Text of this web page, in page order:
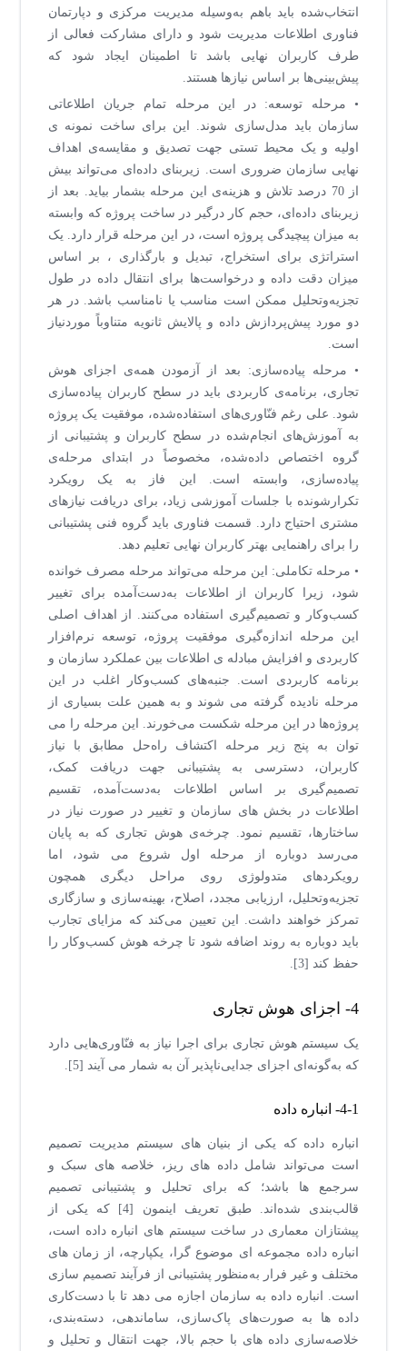
انتخاب‌شده باید باهم به‌وسیله مدیریت مرکزی و دپارتمان
فناوری اطلاعات مدیریت شود و دارای مشارکت فعالی از
طرف کاربران نهایی باشد تا اطمینان ایجاد شود که
پیش‌بینی‌ها بر اساس نیازها هستند.
• مرحله توسعه: در این مرحله تمام جریان اطلاعاتی
سازمان باید مدل‌سازی شوند. این برای ساخت نمونه ی
اولیه و یک محیط تستی جهت تصدیق و مقایسه‌ی اهداف
نهایی سازمان ضروری است. زیربنای داده‌ای می‌تواند بیش
از 70 درصد تلاش و هزینه‌ی این مرحله بشمار بیاید. بعد از
زیربنای داده‌ای، حجم کار درگیر در ساخت پروژه که وابسته
به میزان پیچیدگی پروژه است، در این مرحله قرار دارد. یک
استراتژی برای استخراج، تبدیل و بارگذاری ، بر اساس
میزان دقت داده و درخواست‌ها برای انتقال داده در طول
تجزیه‌وتحلیل ممکن است مناسب یا نامناسب باشد. در هر
دو مورد پیش‌پردازش داده و پالایش ثانویه متناوباً موردنیاز
است.
• مرحله پیاده‌سازی: بعد از آزمودن همه‌ی اجزای هوش
تجاری، برنامه‌ی کاربردی باید در سطح کاربران پیاده‌سازی
شود. علی رغم فنّاوری‌های استفاده‌شده، موفقیت یک پروژه
به آموزش‌های انجام‌شده در سطح کاربران و پشتیبانی از
گروه اختصاص داده‌شده، مخصوصاً در ابتدای مرحله‌ی
پیاده‌سازی، وابسته است. این فاز به یک رویکرد
تکرارشونده با جلسات آموزشی زیاد، برای دریافت نیازهای
مشتری احتیاج دارد. قسمت فناوری باید گروه فنی پشتیبانی
را برای راهنمایی بهتر کاربران نهایی تعلیم دهد.
• مرحله تکاملی: این مرحله می‌تواند مرحله مصرف خوانده
شود، زیرا کاربران از اطلاعات به‌دست‌آمده برای تغییر
کسب‌وکار و تصمیم‌گیری استفاده می‌کنند. از اهداف اصلی
این مرحله اندازه‌گیری موفقیت پروژه، توسعه نرم‌افزار
کاربردی و افزایش مبادله ی اطلاعات بین عملکرد سازمان و
برنامه کاربردی است. جنبه‌های کسب‌وکار اغلب در این
مرحله نادیده گرفته می شوند و به همین علت بسیاری از
پروژه‌ها در این مرحله شکست می‌خورند. این مرحله را می
توان به پنج زیر مرحله اکتشاف راه‌حل مطابق با نیاز
کاربران، دسترسی به پشتیبانی جهت دریافت کمک،
تصمیم‌گیری بر اساس اطلاعات به‌دست‌آمده، تقسیم
اطلاعات در بخش های سازمان و تغییر در صورت نیاز در
ساختارها، تقسیم نمود. چرخه‌ی هوش تجاری که به پایان
می‌رسد دوباره از مرحله اول شروع می شود، اما
رویکردهای متدولوژی روی مراحل دیگری همچون
تجزیه‌وتحلیل، ارزیابی مجدد، اصلاح، بهینه‌سازی و سازگاری
تمرکز خواهند داشت. این تعیین می‌کند که مزایای تجارب
باید دوباره به روند اضافه شود تا چرخه هوش کسب‌وکار را
حفظ کند [3].
4- اجزای هوش تجاری
یک سیستم هوش تجاری برای اجرا نیاز به فنّاوری‌هایی دارد
که به‌گونه‌ای اجزای جدایی‌ناپذیر آن به شمار می آیند [5].
4-1- انباره داده
انباره داده که یکی از بنیان های سیستم مدیریت تصمیم
است می‌تواند شامل داده های ریز، خلاصه های سبک و
سرجمع ها باشد؛ که برای تحلیل و پشتیبانی تصمیم
قالب‌بندی شده‌اند. طبق تعریف اینمون [4] که یکی از
پیشتازان معماری در ساخت سیستم های انباره داده است،
انباره داده مجموعه ای موضوع گرا، یکپارچه، از زمان های
مختلف و غیر فرار به‌منظور پشتیبانی از فرآیند تصمیم سازی
است. انباره داده به سازمان اجازه می دهد تا با دست‌کاری
داده ها به صورت‌های پاک‌سازی، ساماندهی، دسته‌بندی،
خلاصه‌سازی داده های با حجم بالا، جهت انتقال و تحلیل و